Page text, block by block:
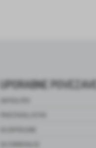
UPORABNE POVEZAVE